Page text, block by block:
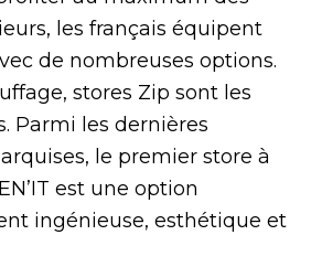
les français équipent
de nombreuses options.
stores Zip sont les
Parmi les dernières
le premier store à
est une option
ingénieuse, esthétique et